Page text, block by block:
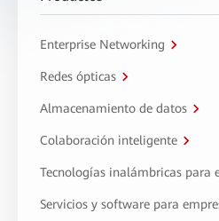
Enterprise Networking
Redes ópticas
Almacenamiento de datos
Colaboración inteligente
Tecnologías inalámbricas para
Servicios y software para